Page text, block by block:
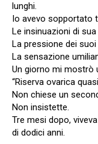
lunghi.
Io avevo sopportato
Le insinuazioni di sua
La pressione dei suoi
La sensazione
Un giorno mi mostrò
“Riserva ovarica
Non chiese un
Non insistette.
Tre mesi dopo,
di dodici anni.